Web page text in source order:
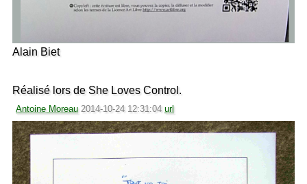
Alain Biet
Réalisé lors de She Loves Control.
Antoine Moreau 2014-10-24 12:31:04 url